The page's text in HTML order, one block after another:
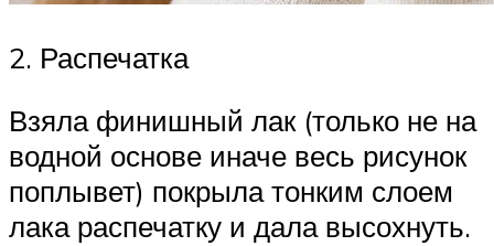
2. Распечатка
Взяла финишный лак (только не на
водной основе иначе весь рисунок
поплывет) покрыла тонким слоем
лака распечатку и дала высохнуть.